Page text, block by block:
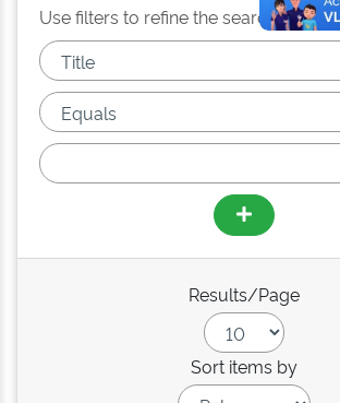
Use filters to refine the search results.
Results/Page
Sort items by